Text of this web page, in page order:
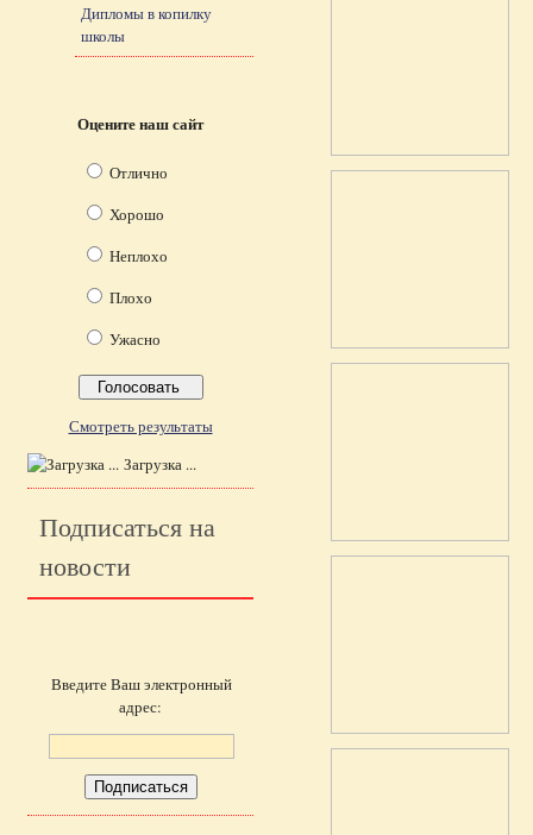
Дипломы в копилку
школы
Оцените наш сайт
Отлично
Хорошо
Неплохо
Плохо
Ужасно
Смотреть результаты
Загрузка ...
Подписаться на
новости
Введите Ваш электронный
адрес: